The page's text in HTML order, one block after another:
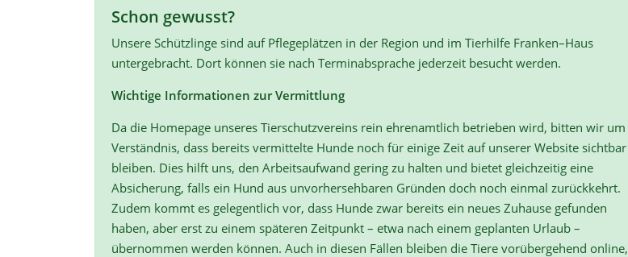
Schon gewusst?
Unsere Schützlinge sind auf Pflegeplätzen in der Region und im Tierhilfe Franken–Haus
untergebracht. Dort können sie nach Terminabsprache jederzeit besucht werden.
Wichtige Informationen zur Vermittlung
Da die Homepage unseres Tierschutzvereins rein ehrenamtlich betrieben wird, bitten wir um
Verständnis, dass bereits vermittelte Hunde noch für einige Zeit auf unserer Website sichtbar
bleiben. Dies hilft uns, den Arbeitsaufwand gering zu halten und bietet gleichzeitig eine
Absicherung, falls ein Hund aus unvorhersehbaren Gründen doch noch einmal zurückkehrt.
Zudem kommt es gelegentlich vor, dass Hunde zwar bereits ein neues Zuhause gefunden
haben, aber erst zu einem späteren Zeitpunkt – etwa nach einem geplanten Urlaub –
übernommen werden können. Auch in diesen Fällen bleiben die Tiere vorübergehend online,